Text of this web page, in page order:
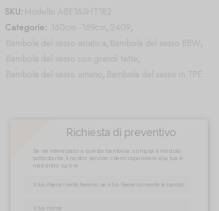
SKU:Modello ABE163HT182
Categorie: 160cm -169cm,2409,
Bambola del sesso asiatica, Bambola del sesso BBW,
Bambola del sesso con grandi tette,
Bambola del sesso umano, Bambola del sesso in TPE
Richiesta di preventivo
Se sei interessato a questa bambola, compila il modulo
sottostante, il nostro servizio clienti risponderà alla tua e-
mail entro 24 ore